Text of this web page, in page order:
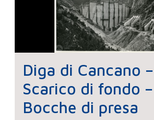
Diga di Cancano –
Scarico di fondo –
Bocche di presa